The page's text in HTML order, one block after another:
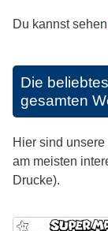
Du kannst sehen
Die
gesamten
Hier sind
am meisten
Drucke).